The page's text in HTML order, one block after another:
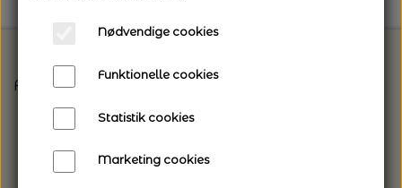
NYHEDSBREV
Forside
Nødvendige cookies
Funktionelle cookies
Statistik cookies
Marketing cookies